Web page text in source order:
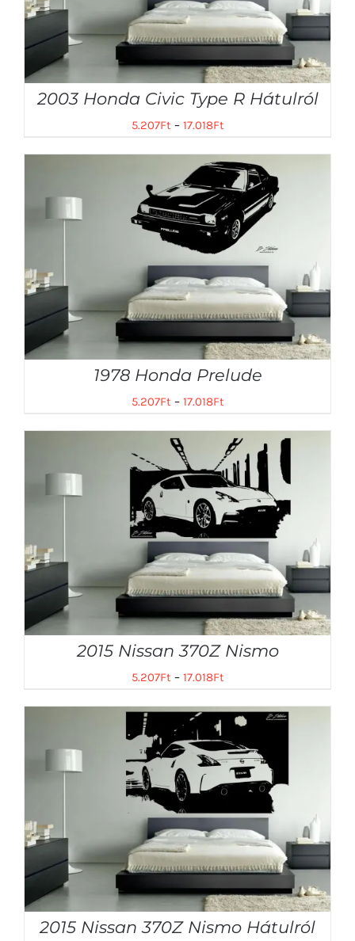
2003 Honda Civic Type R Hátulról
5.207Ft– 17.018Ft
1978 Honda Prelude
5.207Ft – 17.018Ft
2015 Nissan 370Z Nismo
5.207Ft– 17.018Ft
2015 Nissan 370Z Nismo Hátulról